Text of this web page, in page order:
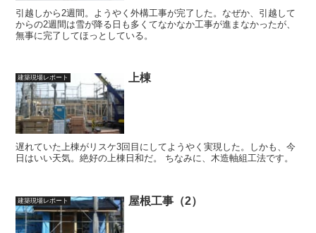
引越しから2週間。ようやく外構工事が完了した。なぜか、引越して
からの2週間は雪が降る日も多くてなかなか工事が進まなかったが、
無事に完了してほっとしている。
建築現場レポート 上棟
遅れていた上棟がリスケ3回目にしてようやく実現した。しかも、今
日はいい天気。絶好の上棟日和だ。 ちなみに、木造軸組工法です。
建築現場レポート 屋根工事（2）